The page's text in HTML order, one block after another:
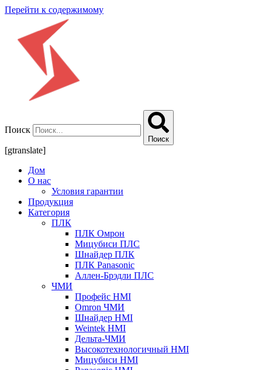
Перейти к содержимому
Поиск
Поиск
[gtranslate]
Дом
О нас
Условия гарантии
Продукция
Категория
ПЛК
ПЛК Омрон
Мицубиси ПЛС
Шнайдер ПЛК
ПЛК Panasonic
Аллен-Брэдли ПЛС
ЧМИ
Профейс HMI
Omron ЧМИ
Шнайдер HMI
Weintek HMI
Дельта-ЧМИ
Высокотехнологичный HMI
Мицубиси HMI